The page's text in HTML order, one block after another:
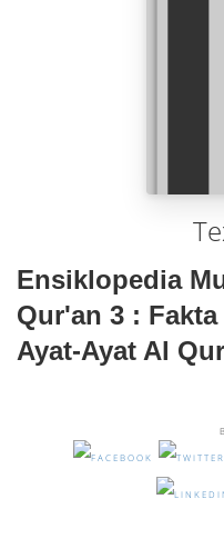
Ensiklopedia
Qur'an 3 :
Ayat-Ayat Al